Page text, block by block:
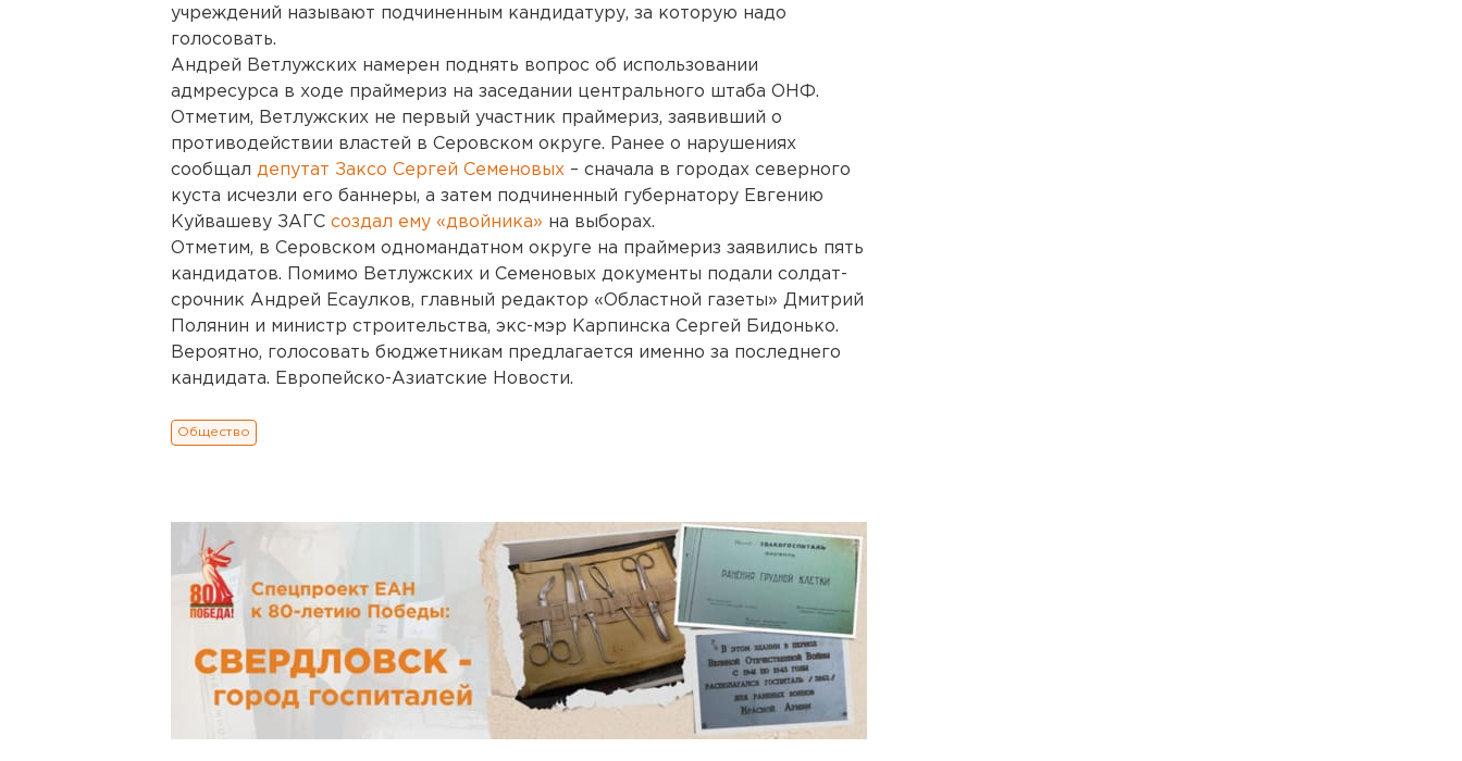
учреждений называют подчиненным кандидатуру, за которую надо
голосовать.
Андрей Ветлужских намерен поднять вопрос об использовании
адмресурса в ходе праймериз на заседании центрального штаба ОНФ.
Отметим, Ветлужских не первый участник праймериз, заявивший о
противодействии властей в Серовском округе. Ранее о нарушениях
сообщал депутат Заксо Сергей Семеновых – сначала в городах северного
куста исчезли его баннеры, а затем подчиненный губернатору Евгению
Куйвашеву ЗАГС создал ему «двойника» на выборах.
Отметим, в Серовском одномандатном округе на праймериз заявились пять
кандидатов. Помимо Ветлужских и Семеновых документы подали солдат-
срочник Андрей Есаулков, главный редактор «Областной газеты» Дмитрий
Полянин и министр строительства, экс-мэр Карпинска Сергей Бидонько.
Вероятно, голосовать бюджетникам предлагается именно за последнего
кандидата. Европейско-Азиатские Новости.
Общество